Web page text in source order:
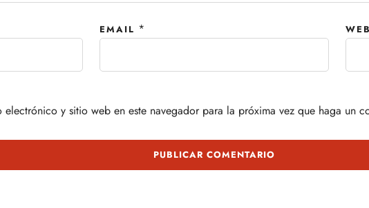
EMAIL *
y sitio web en este navegador para la próxima vez que haga un